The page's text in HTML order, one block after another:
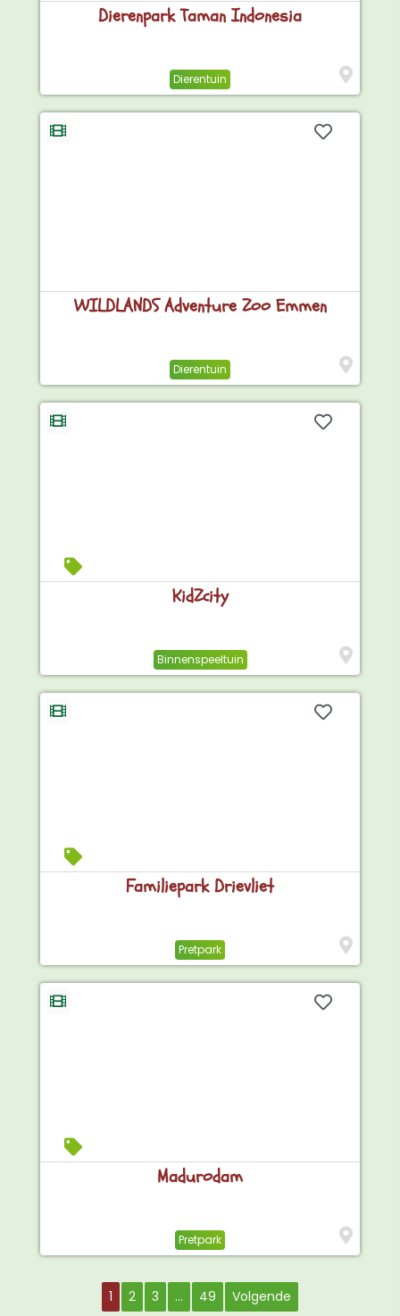
Dierenpark Taman Indonesia
Dierentuin
WILDLANDS Adventure Zoo Emmen
Dierentuin
KidZcity
Binnenspeeltuin
Familiepark Drievliet
Pretpark
Madurodam
Pretpark
1 2 3 … 49 Volgende